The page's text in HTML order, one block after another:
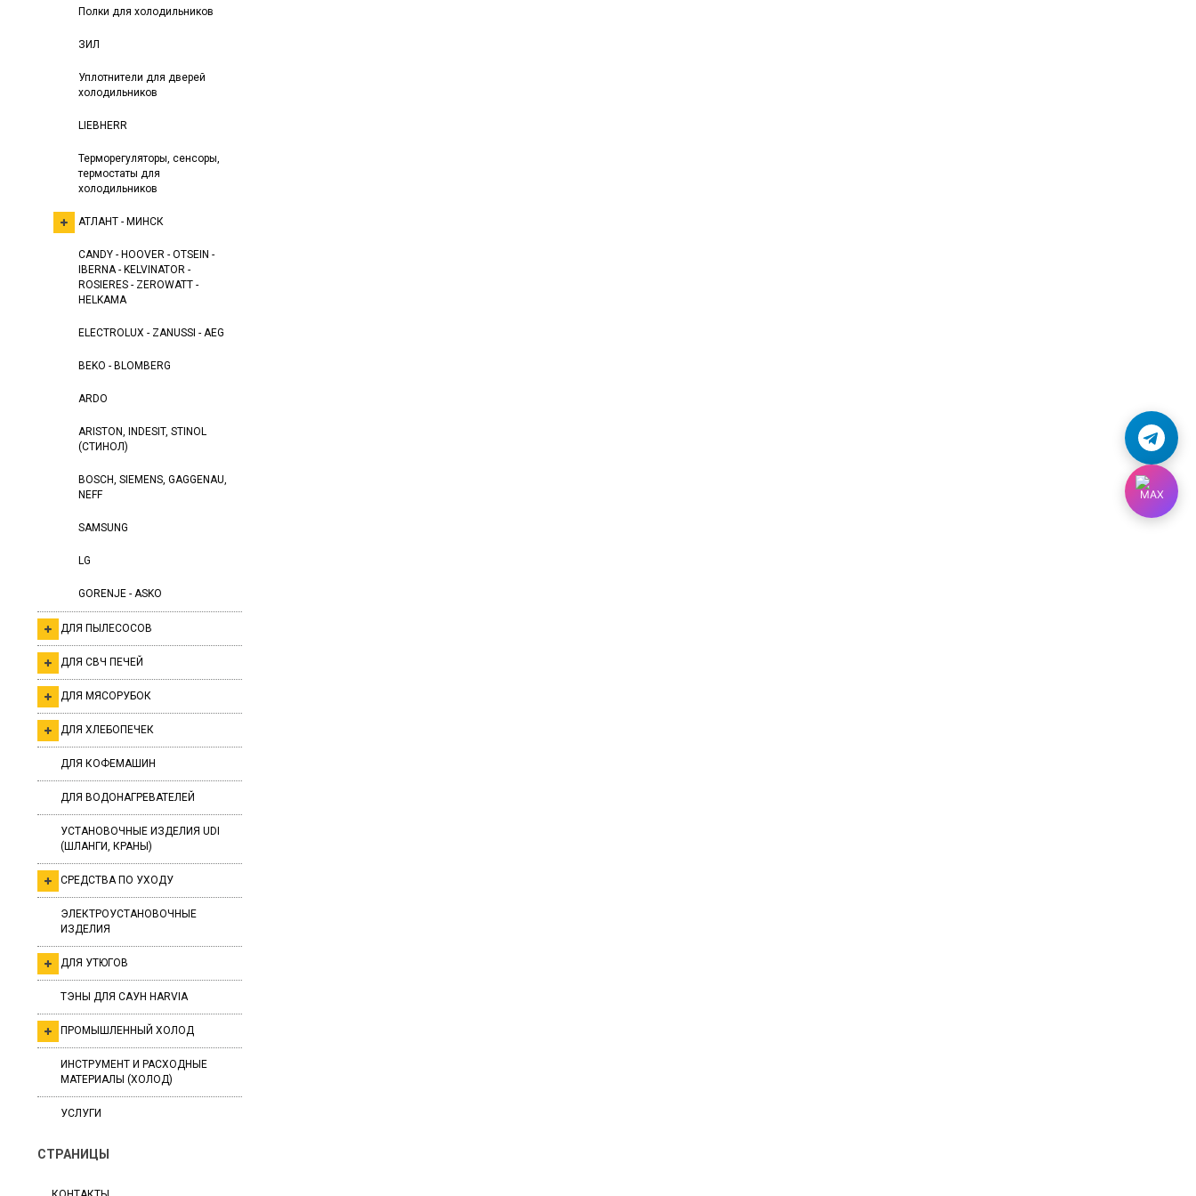
Полки для холодильников
ЗИЛ
Уплотнители для дверей
холодильников
LIEBHERR
Терморегуляторы, сенсоры,
термостаты для
холодильников
АТЛАНТ - МИНСК
CANDY - HOOVER - OTSEIN -
IBERNA - KELVINATOR -
ROSIERES - ZEROWATT -
HELKAMA
ELECTROLUX - ZANUSSI - AEG
BEKO - BLOMBERG
ARDO
ARISTON, INDESIT, STINOL
(СТИНОЛ)
BOSCH, SIEMENS, GAGGENAU,
NEFF
SAMSUNG
LG
GORENJE - ASKO
ДЛЯ ПЫЛЕСОСОВ
ДЛЯ СВЧ ПЕЧЕЙ
ДЛЯ МЯСОРУБОК
ДЛЯ ХЛЕБОПЕЧЕК
ДЛЯ КОФЕМАШИН
ДЛЯ ВОДОНАГРЕВАТЕЛЕЙ
УСТАНОВОЧНЫЕ ИЗДЕЛИЯ UDI
(ШЛАНГИ, КРАНЫ)
СРЕДСТВА ПО УХОДУ
ЭЛЕКТРОУСТАНОВОЧНЫЕ
ИЗДЕЛИЯ
ДЛЯ УТЮГОВ
ТЭНЫ ДЛЯ САУН HARVIA
ПРОМЫШЛЕННЫЙ ХОЛОД
ИНСТРУМЕНТ И РАСХОДНЫЕ
МАТЕРИАЛЫ (ХОЛОД)
УСЛУГИ
СТРАНИЦЫ